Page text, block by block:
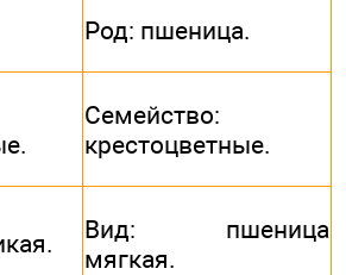
Род: пшеница.
Семейство:
крестоцветные.
Вид: пшеница
мягкая.